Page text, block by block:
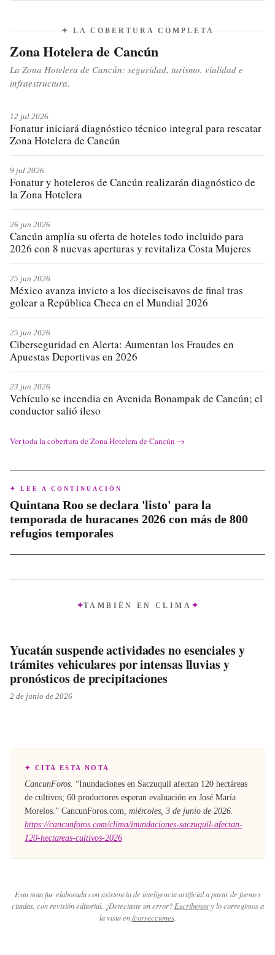
✦ LA COBERTURA COMPLETA
Zona Hotelera de Cancún
La Zona Hotelera de Cancún: seguridad, turismo, vialidad e
infraestructura.
12 jul 2026
Fonatur iniciará diagnóstico técnico integral para rescatar
Zona Hotelera de Cancún
9 jul 2026
Fonatur y hoteleros de Cancún realizarán diagnóstico de
la Zona Hotelera
26 jun 2026
Cancún amplía su oferta de hoteles todo incluido para
2026 con 8 nuevas aperturas y revitaliza Costa Mujeres
25 jun 2026
México avanza invicto a los dieciseisavos de final tras
golear a República Checa en el Mundial 2026
25 jun 2026
Ciberseguridad en Alerta: Aumentan los Fraudes en
Apuestas Deportivas en 2026
23 jun 2026
Vehículo se incendia en Avenida Bonampak de Cancún; el
conductor salió ileso
Ver toda la cobertura deZona Hotelera de Cancún →
✦ LEE A CONTINUACIÓN
Quintana Roo se declara 'listo' para la
temporada de huracanes 2026 con más de 800
refugios temporales
TAMBIÉN ENCLIMA
Yucatán suspende actividades no esenciales y
trámites vehiculares por intensas lluvias y
pronósticos de precipitaciones
2 de junio de 2026
✦ CITA ESTA NOTA
CancunForos. “Inundaciones en Saczuquil afectan 120 hectáreas
de cultivos; 60 productores esperan evaluación en José María
Morelos.” CancunForos.com, miércoles, 3 de junio de 2026.
https://cancunforos.com/clima/inundaciones-saczuquil-afectan-
120-hectareas-cultivos-2026
Esta nota fue elaborada con asistencia de inteligencia artificial a partir de fuentes
citadas, con revisión editorial. ¿Detectaste un error? Escríbenos y lo corregimos a
la vista en /correcciones.